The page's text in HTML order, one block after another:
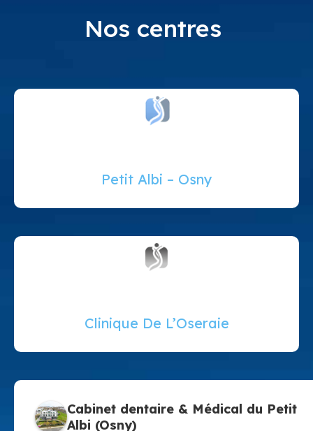
Nos centres
Petit Albi – Osny
Clinique De L’Oseraie
Cabinet dentaire & Médical du Petit
Albi (Osny)